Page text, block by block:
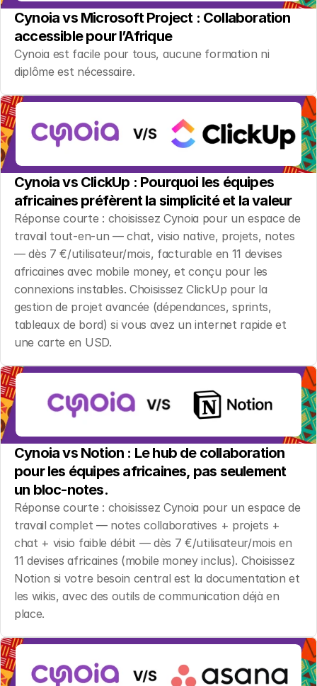
Cynoia vs Microsoft Project : Collaboration
accessible pour l’Afrique
Cynoia est facile pour tous, aucune formation ni
diplôme est nécessaire.
Cynoia vs ClickUp : Pourquoi les équipes
africaines préfèrent la simplicité et la valeur
Réponse courte : choisissez Cynoia pour un espace de
travail tout-en-un — chat, visio native, projets, notes
— dès 7 €/utilisateur/mois, facturable en 11 devises
africaines avec mobile money, et conçu pour les
connexions instables. Choisissez ClickUp pour la
gestion de projet avancée (dépendances, sprints,
tableaux de bord) si vous avez un internet rapide et
une carte en USD.
Cynoia vs Notion : Le hub de collaboration
pour les équipes africaines, pas seulement
un bloc-notes.
Réponse courte : choisissez Cynoia pour un espace de
travail complet — notes collaboratives + projets +
chat + visio faible débit — dès 7 €/utilisateur/mois en
11 devises africaines (mobile money inclus). Choisissez
Notion si votre besoin central est la documentation et
les wikis, avec des outils de communication déjà en
place.